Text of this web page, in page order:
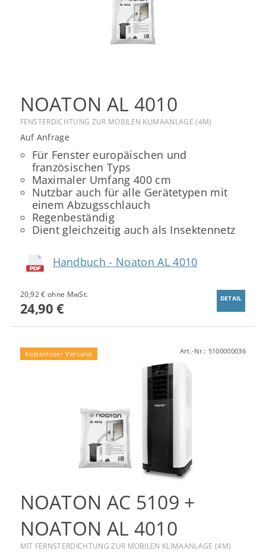
NOATON AL 4010
FENSTERDICHTUNG ZUR MOBILEN KLIMAANLAGE (4M)
Auf Anfrage
Für Fenster europäischen und
französischen Typs
Maximaler Umfang 400 cm
Nutzbar auch für alle Gerätetypen mit
einem Abzugsschlauch
Regenbeständig
Dient gleichzeitig auch als Insektennetz
Handbuch - Noaton AL 4010
20,92 € ohne MwSt.
24,90 €
DETAIL
Kostenloser Versand Art.-Nr.: 5100000036
NOATON AC 5109 +
NOATON AL 4010
MIT FERNSTERDICHTUNG ZUR MOBILEN KLIMAANLAGE (4M)